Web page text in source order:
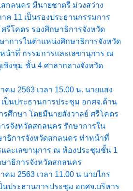
กลนคร มีนายชาตรี ม่วงสว่าง
ค 11 เป็นรองประธานกรรมการ
ศรีโคตร รองศึกษาธิการจังหวัด
าการในตำแหน่งศึกษาธิการจังหวัด
น้าที่ กรรมการและเลขานุการ ณ
ชิงชุม ชั้น 4 ศาลากลางจังหวัด
คม 2563 เวลา 15.00 น. นายแสง
ป็นประธานการประชุม อกศจ.ด้าน
ศึกษา โดยมีนายสังวาลย์ ศรีโคตร
รจังหวัดสกลนคร รักษาการใน
ธิการจังหวัดสกลนคร ทำหน้าที่
ละเลขานุการ ณ ห้องประชุมชั้น 1
าธิการจังหวัดสกลนคร
คม 2563 เวลา 11.00 น นายไกร
นประธานการประชุม อกศจ.บริหาร